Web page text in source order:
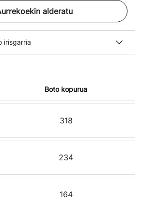
alderatu
irisgarria
Boto kopurua
318
234
164